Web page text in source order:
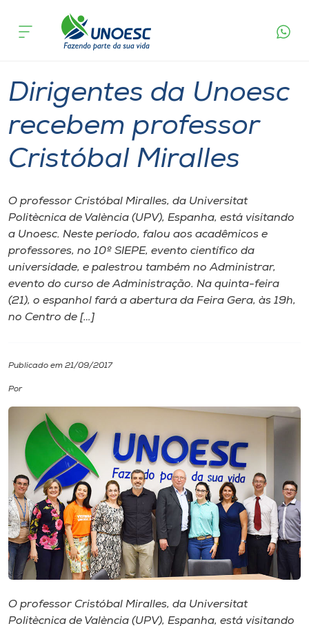
Cursos
Atendimento ao Estudante
Portal de Ensino
A
Unoesc
Internacionalização
Cultura
CPA
Biblioteca
Editora
acontece
Dirigentes da Unoesc
recebem professor
Cristóbal Miralles
O professor Cristóbal Miralles, da Universitat
Politècnica de València (UPV), Espanha, está visitando
a Unoesc. Neste período, falou aos acadêmicos e
professores, no 10º SIEPE, evento científico da
universidade, e palestrou também no Administrar,
evento do curso de Administração. Na quinta-feira
(21), o espanhol fará a abertura da Feira Gera, às 19h,
no Centro de […]
Publicado em 21/09/2017
Por
O professor Cristóbal Miralles, da Universitat
Politècnica de València (UPV), Espanha, está visitando